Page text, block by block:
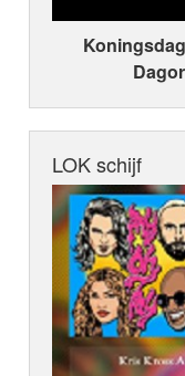
LOK schijf